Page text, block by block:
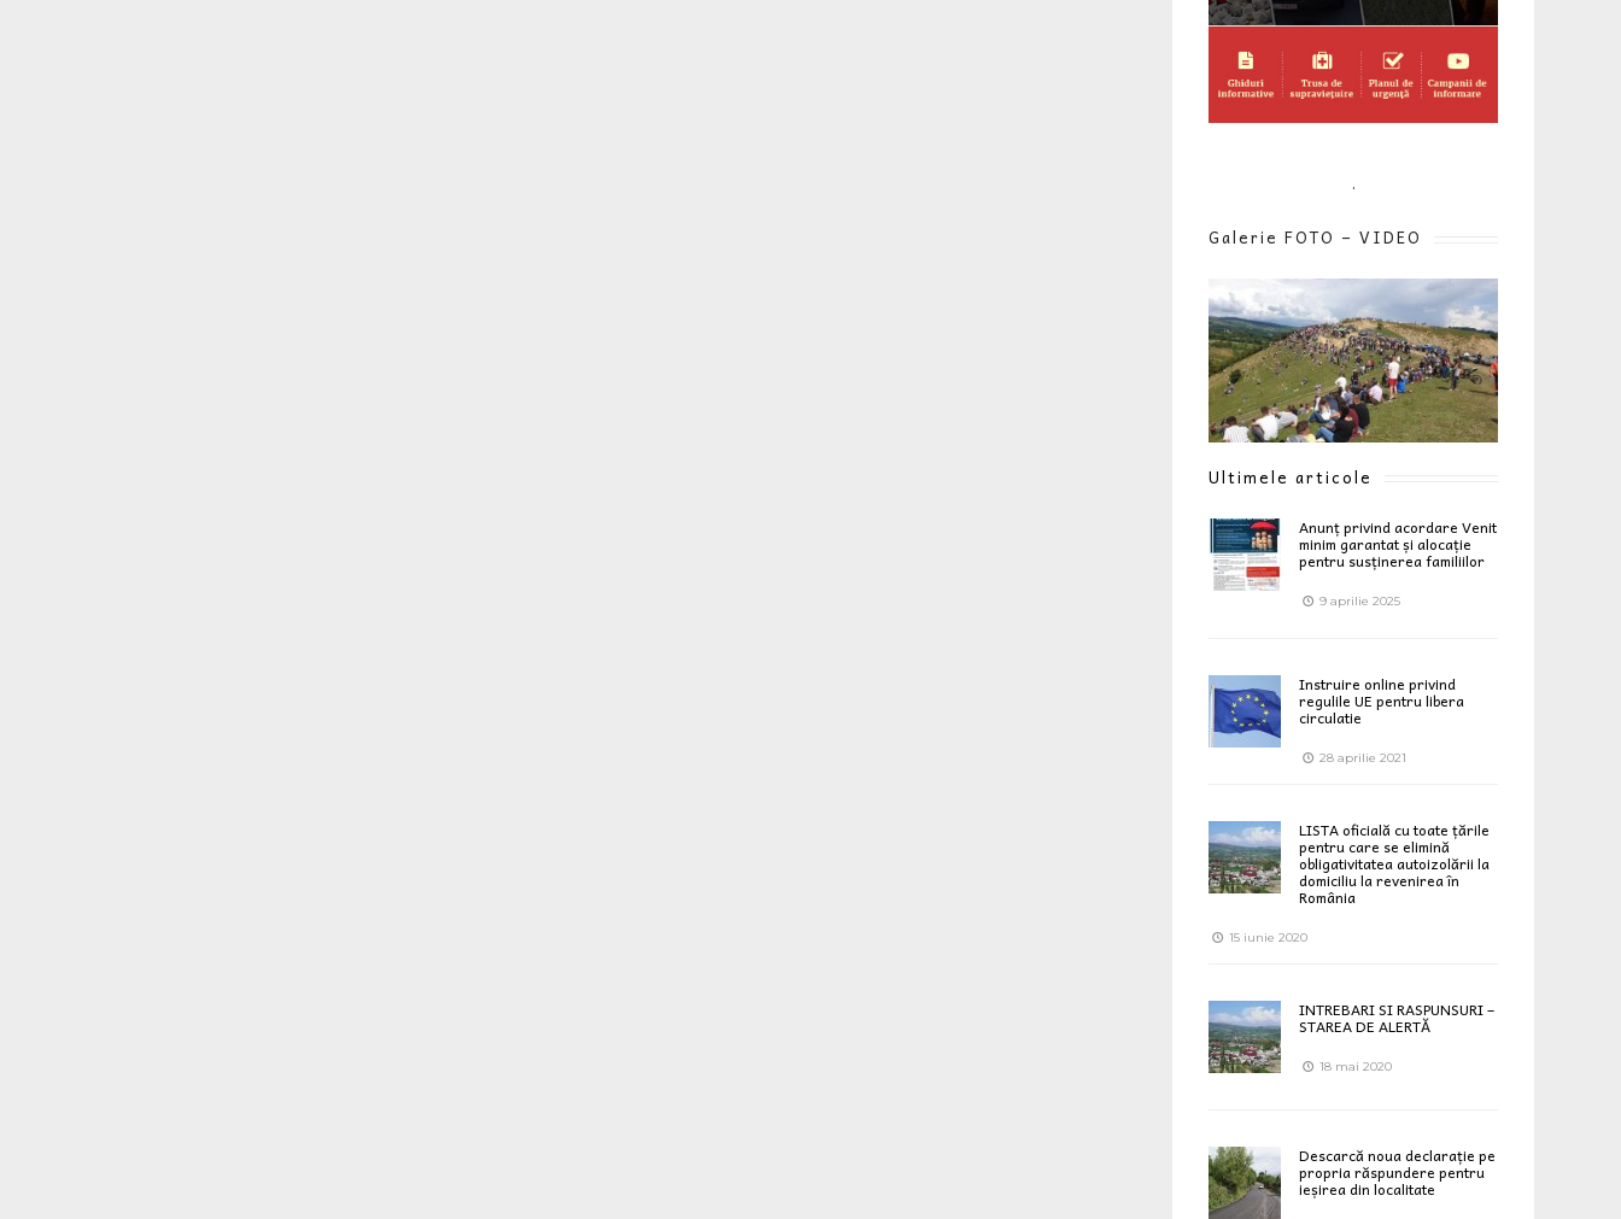
.
Galerie FOTO – VIDEO
Ultimele articole
Anunț privind acordare Venit
minim garantat și alocație
pentru susținerea familiilor
9 aprilie 2025
Instruire online privind
regulile UE pentru libera
circulatie
28 aprilie 2021
LISTA oficială cu toate țările
pentru care se elimină
obligativitatea autoizolării la
domiciliu la revenirea în
România
15 iunie 2020
INTREBARI SI RASPUNSURI –
STAREA DE ALERTĂ
18 mai 2020
Descarcă noua declarație pe
propria răspundere pentru
ieșirea din localitate